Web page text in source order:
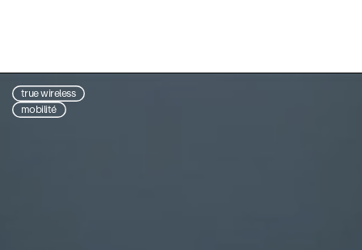
true wireless
mobilité